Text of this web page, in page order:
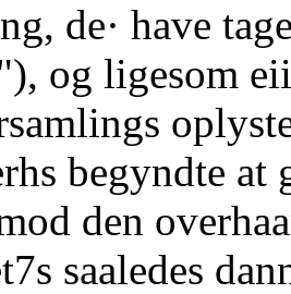
de· have
og ligesom
begyndte at
den
saaledes